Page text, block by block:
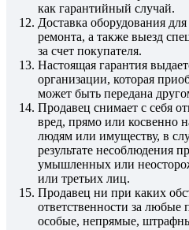
как гарантийный случай.
Доставка оборудования
ремонта, а также выезд
за счет покупателя.
Настоящая гарантия
организации, которая
может быть передана
Продавец снимает с себя
вред, прямо или косвенно
людям или имуществу, в
результате несоблюдения
умышленных или
или третьих лиц.
Продавец ни при каких
ответственности за любые
особые, непрямые,